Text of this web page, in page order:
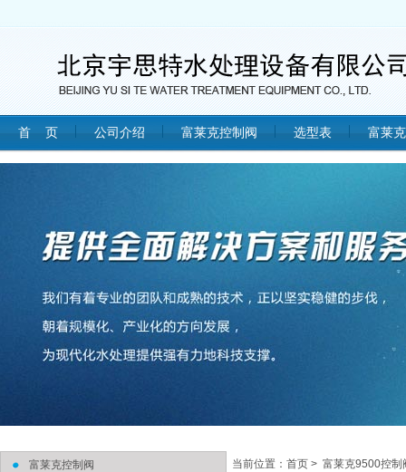
首 页 公司介绍 富莱克控制阀 选型表 富莱
富莱克控制阀 当前位置： 首页 > 富莱克9500控制